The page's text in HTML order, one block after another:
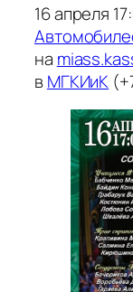
16 апреля
на
вМГКИиК